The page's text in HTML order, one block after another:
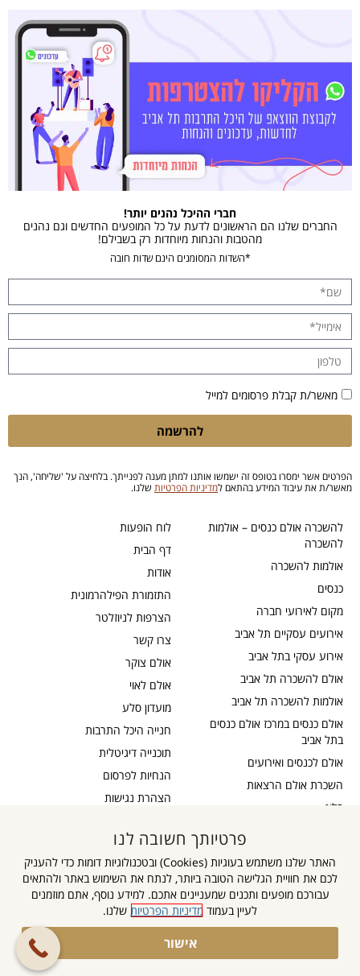
לוח הופעות
דף הבית
אודות
התזמורת הפילהרמונית
הצרפות לניוזלטר
צרו קשר
אולם צוקר
אולם לאוי
מועדון סלע
חנייה היכל התרבות
תוכנייה דיגיטלית
הנחיות לפרסום
הצהרת נגישות
אישור נגישות
מדיניות פרטיות
מפת אתר
להשכרה אולם כנסים – אולמות
להשכרה
אולמות להשכרה
כנסים
מקום לאירועי חברה
אירועים עסקיים תל אביב
אירוע עסקי בתל אביב
אולם להשכרה תל אביב
אולמות להשכרה תל אביב
אולם כנסים במרכז אולם כנסים
בתל אביב
אולם לכנסים ואירועים
השכרת אולם הרצאות
בלוג
חברי ההיכל נהנים יותר!
החברים שלנו הם הראשונים לדעת על כל המופעים החדשים וגם נהנים
מהטבות והנחות מיוחדות רק בשבילם!
*השדות המסומנים הינם שדות חובה
מאשר/ת קבלת פרסומים למייל
להרשמה
הפרטים אשר ימסרו בטופס זה ישמשו אותנו למתן מענה לפנייתך. בלחיצה על 'שליחה', הנך
מאשר/ת את עיבוד המידע בהתאם למדיניות הפרטיות שלנו.
לראש
הצטרפו לקבוצה
השקטה
פרטיותך חשובה לנו
האתר שלנו משתמש בעוגיות (Cookies) ובטכנולוגיות דומות כדי להעניק
לכם את חוויית הגלישה הטובה ביותר, לנתח את השימוש באתר ולהתאים
עבורכם מופעים ותכנים שמעניינים אתכם. למידע נוסף, אתם מוזמנים
לעיין בעמוד מדיניות הפרטיות שלנו.
אישור